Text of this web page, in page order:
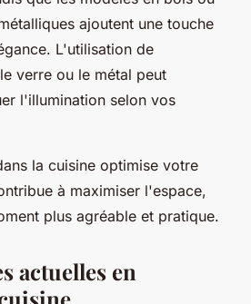
ajoutent une touche
L'utilisation de
verre ou le métal peut
l'illumination selon vos
la cuisine optimise votre
à maximiser l'espace,
plus agréable et pratique.
actuelles en